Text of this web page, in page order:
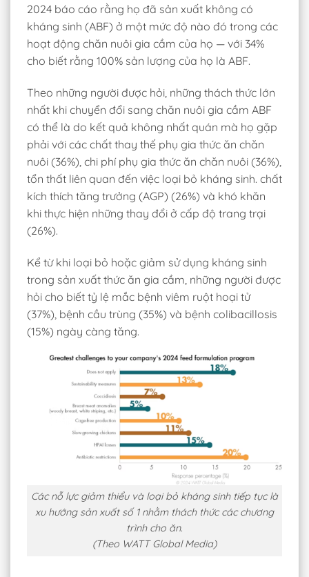
2024 báo cáo rằng họ đã sản xuất không có
kháng sinh (ABF) ở một mức độ nào đó trong các
hoạt động chăn nuôi gia cầm của họ — với 34%
cho biết rằng 100% sản lượng của họ là ABF.
Theo những người được hỏi, những thách thức lớn
nhất khi chuyển đổi sang chăn nuôi gia cầm ABF
có thể là do kết quả không nhất quán mà họ gặp
phải với các chất thay thế phụ gia thức ăn chăn
nuôi (36%), chi phí phụ gia thức ăn chăn nuôi (36%),
tổn thất liên quan đến việc loại bỏ kháng sinh. chất
kích thích tăng trưởng (AGP) (26%) và khó khăn
khi thực hiện những thay đổi ở cấp độ trang trại
(26%).
Kể từ khi loại bỏ hoặc giảm sử dụng kháng sinh
trong sản xuất thức ăn gia cầm, những người được
hỏi cho biết tỷ lệ mắc bệnh viêm ruột hoại tử
(37%), bệnh cầu trùng (35%) và bệnh colibacillosis
(15%) ngày càng tăng.
Các nỗ lực giảm thiểu và loại bỏ kháng sinh tiếp tục là
xu hướng sản xuất số 1 nhằm thách thức các chương
trình cho ăn.
(Theo WATT Global Media)